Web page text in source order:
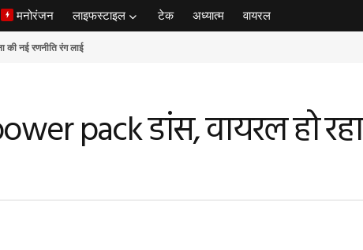
मनोरंजन लाइफस्टाइल टेक अध्यात्म वायरल
रणनीति रंग लाई
pack डांस, वायरल हो रहा